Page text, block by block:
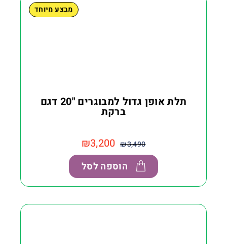
מבצע מיוחד
תלת אופן גדול למבוגרים "20 דגם
ברקת
₪3,490
₪3,200
הוספה לסל